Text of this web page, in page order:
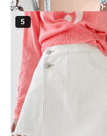
30% 59,900원
5